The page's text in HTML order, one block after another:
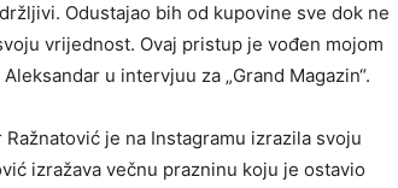
Odustajao bih od kupovine sve dok ne
vrijednost. Ovaj pristup je vođen mojom
u intervjuu za „Grand Magazin“.
je na Instagramu izrazila svoju
izražava večnu prazninu koju je ostavio